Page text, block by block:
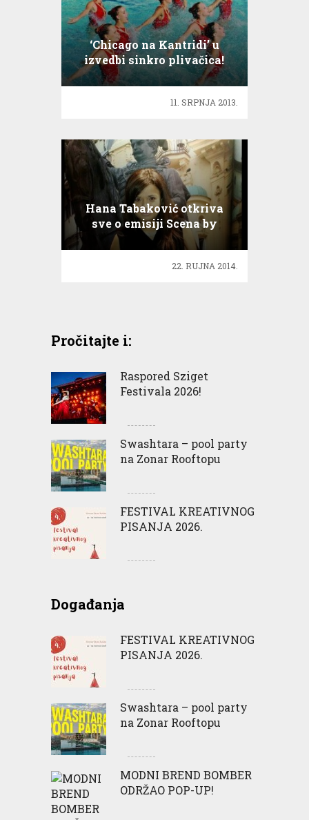
‘Chicago na Kantridi’ u
izvedbi sinkro plivačica!
11. SRPNJA 2013.
Hana Tabaković otkriva
sve o emisiji Scena by
Hana
22. RUJNA 2014.
Pročitajte i:
Raspored Sziget
Festivala 2026!
Swashtara – pool party
na Zonar Rooftopu
FESTIVAL KREATIVNOG
PISANJA 2026.
Događanja
FESTIVAL KREATIVNOG
PISANJA 2026.
Swashtara – pool party
na Zonar Rooftopu
MODNI BREND BOMBER
ODRŽAO POP-UP!